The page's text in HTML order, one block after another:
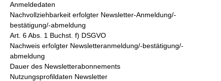
Anmeldedaten
Nachvollziehbarkeit erfolgter Newsletter-Anmeldung/-
bestätigung/-abmeldung
Art. 6 Abs. 1 Buchst. f) DSGVO
Nachweis erfolgter Newsletteranmeldung/-bestätigung/-
abmeldung
Dauer des Newsletterabonnements
Nutzungsprofildaten Newsletter